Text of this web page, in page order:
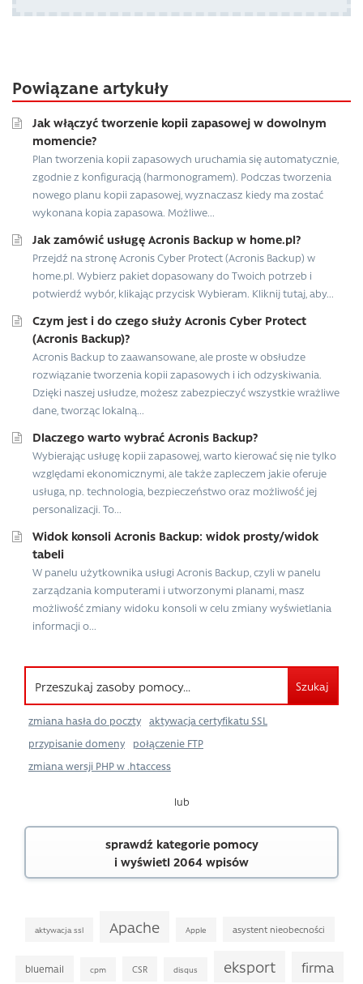
Powiązane artykuły
Jak włączyć tworzenie kopii zapasowej w dowolnym
momencie?
Plan tworzenia kopii zapasowych uruchamia się automatycznie,
zgodnie z konfiguracją (harmonogramem). Podczas tworzenia
nowego planu kopii zapasowej, wyznaczasz kiedy ma zostać
wykonana kopia zapasowa. Możliwe...
Jak zamówić usługę Acronis Backup w home.pl?
Przejdź na stronę Acronis Cyber Protect (Acronis Backup) w
home.pl. Wybierz pakiet dopasowany do Twoich potrzeb i
potwierdź wybór, klikając przycisk Wybieram. Kliknij tutaj, aby...
Czym jest i do czego służy Acronis Cyber Protect
(Acronis Backup)?
Acronis Backup to zaawansowane, ale proste w obsłudze
rozwiązanie tworzenia kopii zapasowych i ich odzyskiwania.
Dzięki naszej usłudze, możesz zabezpieczyć wszystkie wrażliwe
dane, tworząc lokalną...
Dlaczego warto wybrać Acronis Backup?
Wybierając usługę kopii zapasowej, warto kierować się nie tylko
względami ekonomicznymi, ale także zapleczem jakie oferuje
usługa, np. technologia, bezpieczeństwo oraz możliwość jej
personalizacji. To...
Widok konsoli Acronis Backup: widok prosty/widok
tabeli
W panelu użytkownika usługi Acronis Backup, czyli w panelu
zarządzania komputerami i utworzonymi planami, masz
możliwość zmiany widoku konsoli w celu zmiany wyświetlania
informacji o...
Szukaj
zmiana hasła do poczty
aktywacja certyfikatu SSL
przypisanie domeny
połączenie FTP
zmiana wersji PHP w .htaccess
lub
sprawdź kategorie pomocy
i wyświetl 2064 wpisów
aktywacja ssl Apache Apple asystent nieobecności
bluemail cpm CSR disqus eksport firma